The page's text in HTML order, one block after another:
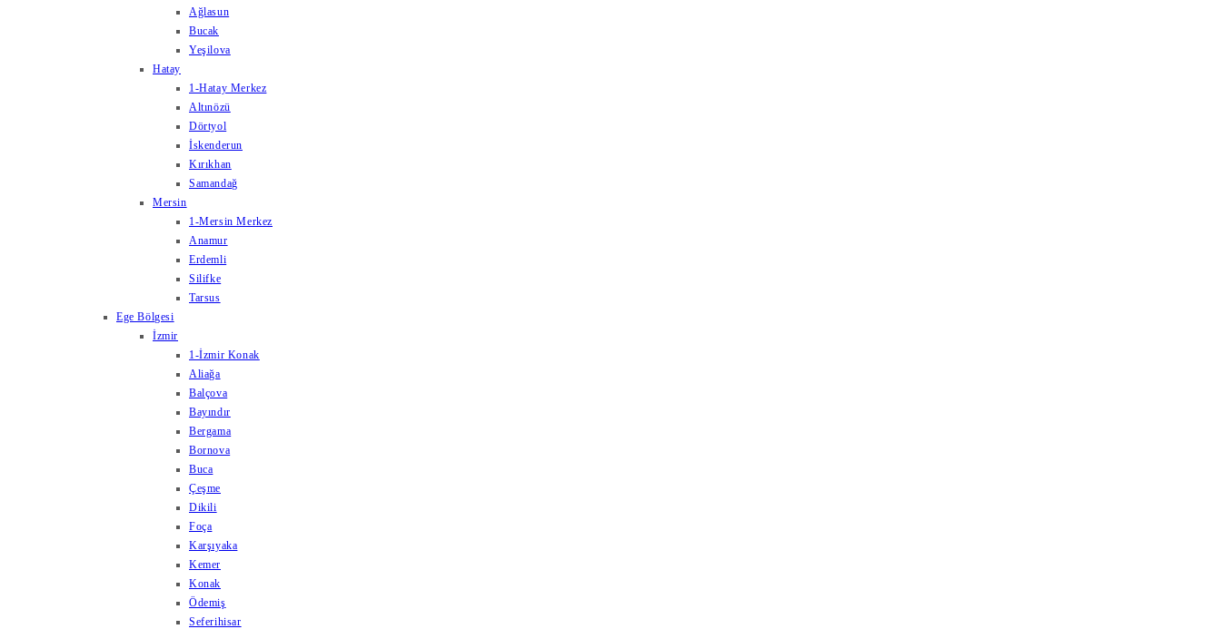
Ağlasun
Bucak
Yeşilova
Hatay
1-Hatay Merkez
Altınözü
Dörtyol
İskenderun
Kırıkhan
Samandağ
Mersin
1-Mersin Merkez
Anamur
Erdemli
Silifke
Tarsus
Ege Bölgesi
İzmir
1-İzmir Konak
Aliağa
Balçova
Bayındır
Bergama
Bornova
Buca
Çeşme
Dikili
Foça
Karşıyaka
Kemer
Konak
Ödemiş
Seferihisar